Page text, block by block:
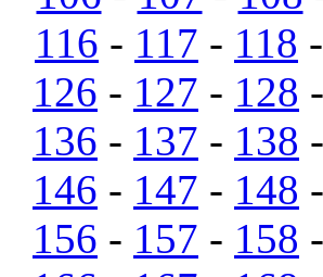
116 - 117 - 118 -
126 - 127 - 128 -
136 - 137 - 138 -
146 - 147 - 148 -
156 - 157 - 158 -